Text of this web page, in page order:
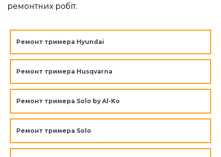
ремонтних робіт.
Ремонт тримера Hyundai
Ремонт тримера Husqvarna
Ремонт тримера Solo by Al-Ko
Ремонт тримера Solo